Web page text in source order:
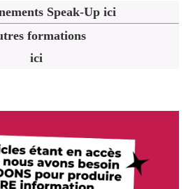
Speak-Up ici
formations
ici